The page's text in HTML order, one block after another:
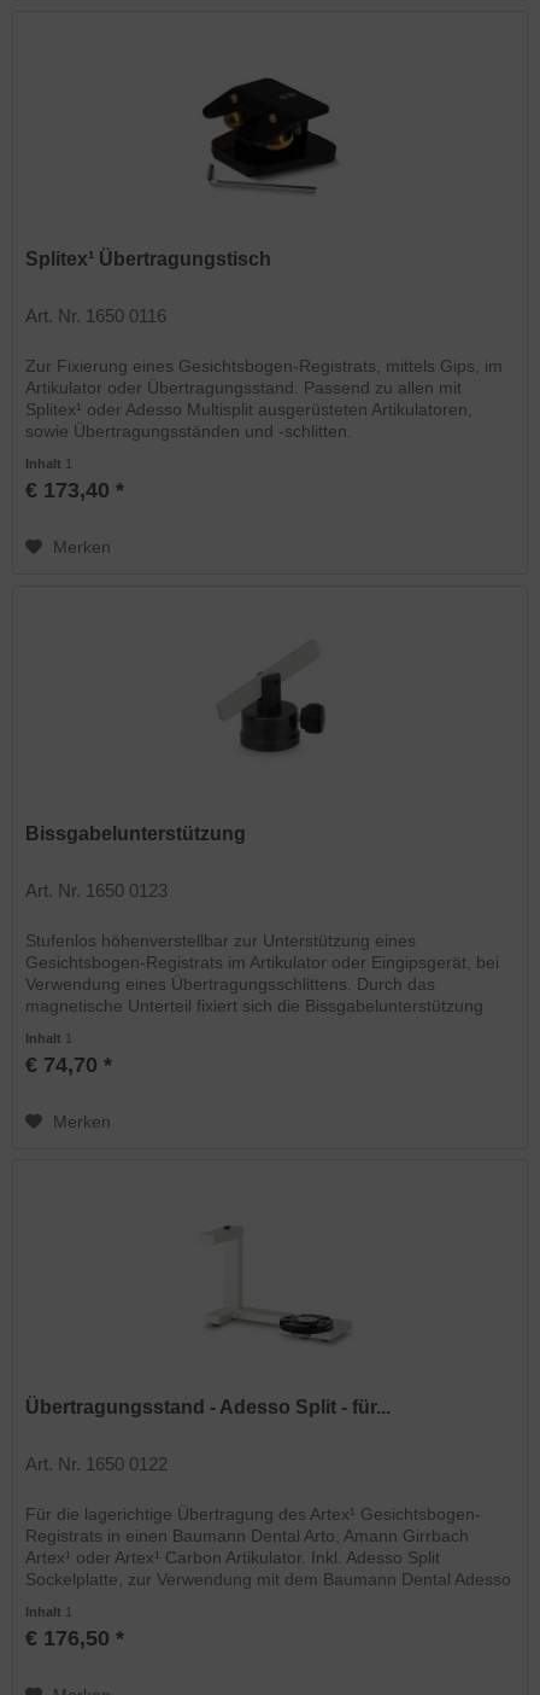
Splitex¹ Übertragungstisch
Art. Nr. 1650 0116
Zur Fixierung eines Gesichtsbogen-Registrats, mittels Gips, im
Artikulator oder Übertragungsstand. Passend zu allen mit
Splitex¹ oder Adesso Multisplit ausgerüsteten Artikulatoren,
sowie Übertragungsständen und -schlitten.
Inhalt 1
€ 173,40 *
Merken
Bissgabelunterstützung
Art. Nr. 1650 0123
Stufenlos höhenverstellbar zur Unterstützung eines
Gesichtsbogen-Registrats im Artikulator oder Eingipsgerät, bei
Verwendung eines Übertragungsschlittens. Durch das
magnetische Unterteil fixiert sich die Bissgabelunterstützung
Inhalt 1
€ 74,70 *
Merken
Übertragungsstand - Adesso Split - für...
Art. Nr. 1650 0122
Für die lagerichtige Übertragung des Artex¹ Gesichtsbogen-
Registrats in einen Baumann Dental Arto, Amann Girrbach
Artex¹ oder Artex¹ Carbon Artikulator. Inkl. Adesso Split
Sockelplatte, zur Verwendung mit dem Baumann Dental Adesso
Inhalt 1
€ 176,50 *